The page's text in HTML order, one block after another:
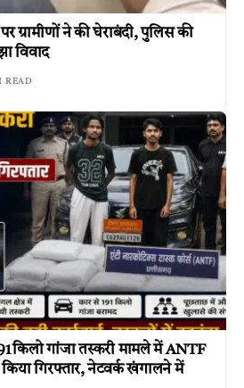
ग्रामीणों ने की घेराबंदी, पुलिस की
विवाद
READ
किलो गांजा तस्करी मामले में ANTF
गिरफ्तार, नेटवर्क खंगालने में